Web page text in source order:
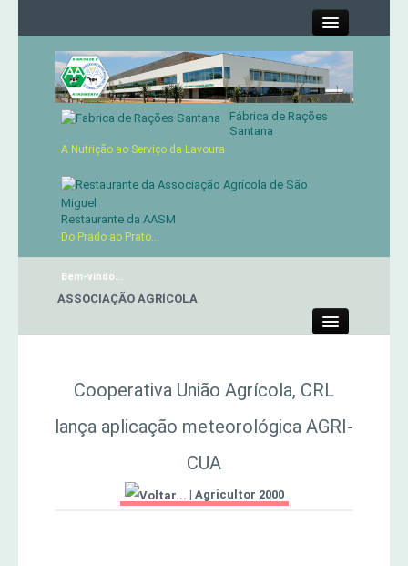
Contactos
Serviços
Concursos Micaelenses
Publicações AASM
Fábrica de Rações
Santana
A Nutrição ao Serviço da Lavoura
Restaurante da AASM
Do Prado ao Prato...
Bem-vindo...
DA ASSOCIAÇÃO AGRÍCOLA
MERCADO AGRÍCOLA DE SANTANA
Cooperativa União Agrícola, CRL
lança aplicação meteorológica AGRI-
CUA
| Agricultor 2000